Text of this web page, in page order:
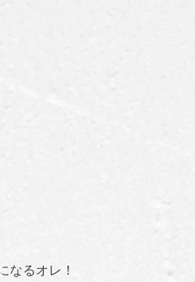
なるオレ！